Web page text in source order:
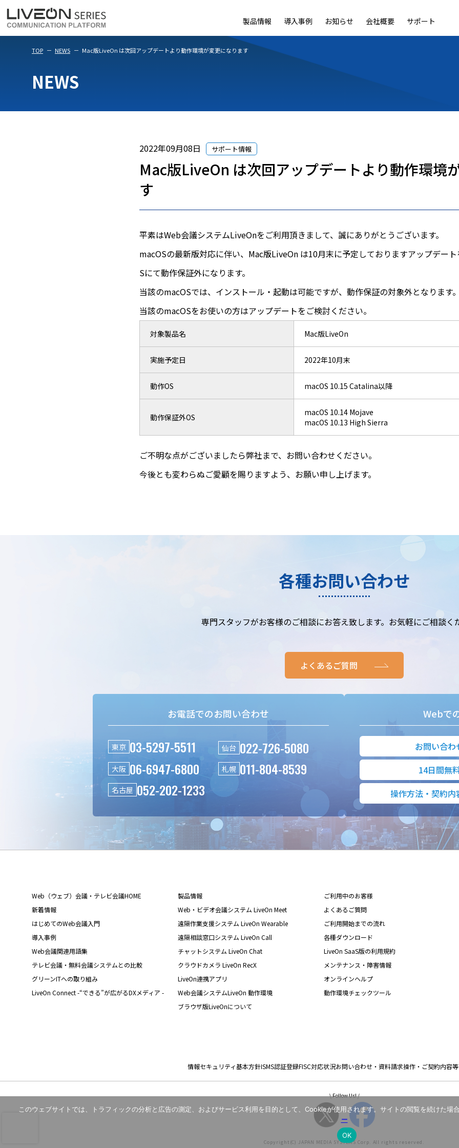
製品情報
LiveOn MeetLiveOn Wearable LiveOn Nano
導入事例 お知らせ 会社概要 サポート
TOP NEWS Mac版LiveOn は次回アップデートより動作環境が変更になります
NEWS
2022年09月08日 サポート情報
Mac版LiveOn は次回アップデートより動作環境
す
平素はWeb会議システムLiveOnをご利用頂きまして、誠にありがとうございます。
macOSの最新版対応に伴い、Mac版LiveOn は10月末に予定しておりますアップデー
Sにて動作保証外になります。
当該のmacOSでは、インストール・起動は可能ですが、動作保証の対象外となります
当該のmacOSをお使いの方はアップデートをご検討ください。
対象製品名 Mac版LiveOn
実施予定日 2022年10月末
動作OS macOS 10.15 Catalina以降
動作保証外OS
macOS 10.14 Mojave
macOS 10.13 High Sierra
ご不明な点がございましたら弊社まで、お問い合わせください。
今後とも変わらぬご愛顧を賜りますよう、お願い申し上げます。
各種お問い合わせ
専門スタッフがお客様のご相談にお答え致します。お気軽にご相談く
よくあるご質問
お電話でのお問い合わせ
東京 03-5297-5511 仙台 022-726-5080
大阪 06-6947-6800 札幌 011-804-8539
名古屋 052-202-1233
Webで
お問い合
14日間無
操作方法・契約
Web（ウェブ）会議・テレビ会議HOME
新着情報
はじめてのWeb会議入門
導入事例
Web会議関連用語集
テレビ会議・無料会議システムとの比較
グリーンITへの取り組み
LiveOn Connect -“できる”が広がるDXメディア -
製品情報
Web・ビデオ会議システム LiveOn Meet
遠隔作業支援システム LiveOn Wearable
遠隔相談窓口システム LiveOn Call
チャットシステム LiveOn Chat
クラウドカメラ LiveOn RecX
LiveOn連携アプリ
Web会議システムLiveOn 動作環境
ブラウザ版LiveOnについて
ご利用中のお客様
よくあるご質問
ご利用開始までの流れ
各種ダウンロード
LiveOn SaaS版の利用規約
メンテナンス・障害情報
オンラインヘルプ
動作環境チェックツール
情報セキュリティ基本方針ISMS認証登録FISC対応状況お問い合わせ・資料請求操作・ご契約内容
\ Follow Us! /
Copyright(C) JAPAN MEDIA SYSTEMS Corp. All rights reserved.
このウェブサイトでは、トラフィックの分析と広告の測定、およびサービス利用を目的として、Cookieが使用されます。サイトの閲覧を続けた
ー
OK